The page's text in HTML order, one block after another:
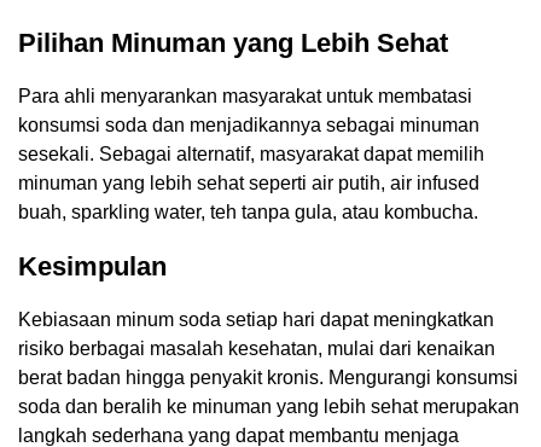
Pilihan Minuman yang Lebih Sehat
Para ahli menyarankan masyarakat untuk membatasi
konsumsi soda dan menjadikannya sebagai minuman
sesekali. Sebagai alternatif, masyarakat dapat memilih
minuman yang lebih sehat seperti air putih, air infused
buah, sparkling water, teh tanpa gula, atau kombucha.
Kesimpulan
Kebiasaan minum soda setiap hari dapat meningkatkan
risiko berbagai masalah kesehatan, mulai dari kenaikan
berat badan hingga penyakit kronis. Mengurangi konsumsi
soda dan beralih ke minuman yang lebih sehat merupakan
langkah sederhana yang dapat membantu menjaga